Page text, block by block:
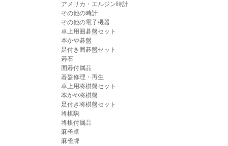
アメリカ・エルジン時計
その他の時計
その他の電子機器
卓上用囲碁盤セット
本かや碁盤
足付き囲碁盤セット
碁石
囲碁付属品
碁盤修理・再生
卓上用将棋盤セット
本かや将棋盤
足付き将棋盤セット
将棋駒
将棋付属品
麻雀卓
麻雀牌